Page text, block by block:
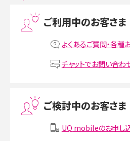
プリペイドSIMとは？種類やメリット・デメリッ
VPN接続とは？仕組みや必要性、メリット・デメ
Instagram（インスタグラム）でスクショすると
ご利用中のお客さま
よくあるご質問・各種
チャットでお問い合わ
ご検討中のお客さま
UQ mobileのお申し